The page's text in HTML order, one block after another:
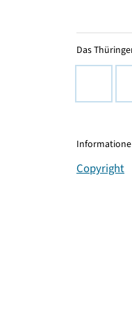
Das
Copyright